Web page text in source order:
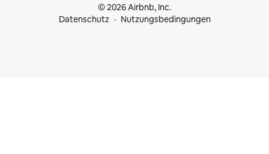
© 2026 Airbnb, Inc.
Datenschutz
Nutzungsbedingungen